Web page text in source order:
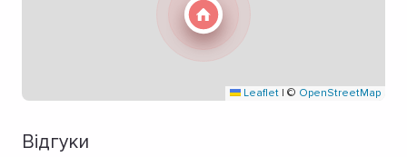
Leaflet | © OpenStreetMap
Відгуки